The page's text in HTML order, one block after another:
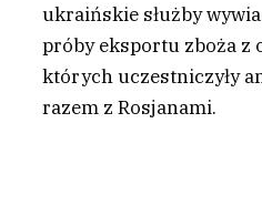
ukraińskie służby
próby eksportu zboża z
których uczestniczyły
razem z Rosjanami.